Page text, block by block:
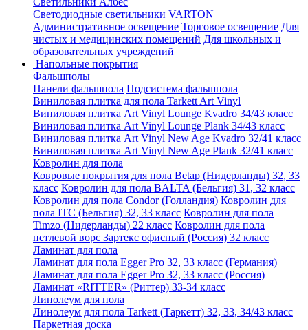
Светодиодные светильники VARTON
Административное освещение Торговое освещение Для
чистых и медицинских помещений Для школьных и
образовательных учреждений
Напольные покрытия
Фальшполы
Панели фальшпола Подсистема фальшпола
Виниловая плитка для пола Tarkett Art Vinyl
Виниловая плитка Art Vinyl Lounge Kvadro 34/43 класс
Виниловая плитка Art Vinyl Lounge Plank 34/43 класс
Виниловая плитка Art Vinyl New Age Kvadro 32/41 класс
Виниловая плитка Art Vinyl New Age Plank 32/41 класс
Ковролин для пола
Ковровые покрытия для пола Betap (Нидерланды) 32, 33
класс Ковролин для пола BALTA (Бельгия) 31, 32 класс
Ковролин для пола Condor (Голландия) Ковролин для
пола ITC (Бельгия) 32, 33 класс Ковролин для пола
Timzo (Нидерланды) 22 класс Ковролин для пола
петлевой ворс Зартекс офисный (Россия) 32 класс
Ламинат для пола
Ламинат для пола Egger Pro 32, 33 класс (Германия)
Ламинат для пола Egger Pro 32, 33 класс (Россия)
Ламинат «RITTER» (Риттер) 33-34 класс
Линолеум для пола
Линолеум для пола Tarkett (Таркетт) 32, 33, 34/43 класс
Паркетная доска